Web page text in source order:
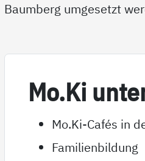
Baumberg umgesetzt
Mo.Ki
Mo.Ki-Cafés in
Familienbildung